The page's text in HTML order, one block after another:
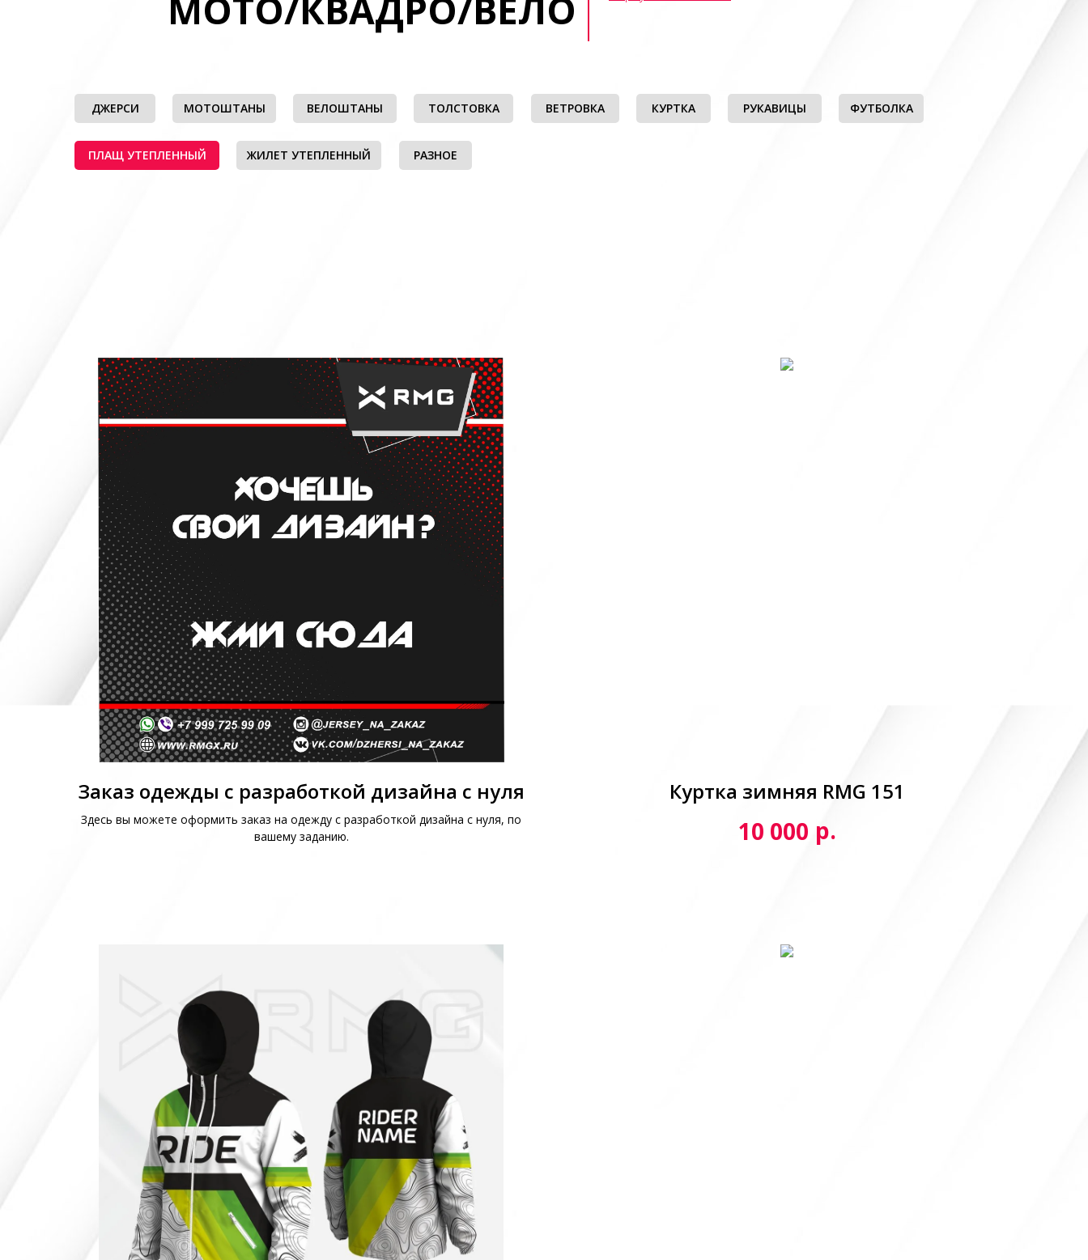
ДЖЕРСИ МОТОШТАНЫ ВЕЛОШТАНЫ ТОЛСТОВКА ВЕТРОВКА КУРТКА РУКАВИЦЫ ФУТБОЛКА
ПЛАЩ УТЕПЛЕННЫЙ ЖИЛЕТ УТЕПЛЕННЫЙ РАЗНОЕ
Заказ одежды с разработкой дизайна с нуля
Здесь вы можете оформить заказ на одежду с разработкой дизайна с нуля, по
вашему заданию.
Куртка зимняя RMG 151
10 000 р.